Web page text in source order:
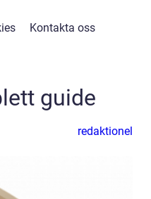
Kontakta oss
guide
redaktionel